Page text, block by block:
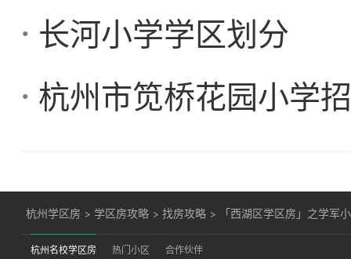
长河小学学区划分
杭州市笕桥花园小学
杭州学区房 > 学区房攻略 >找房攻略 > 「西湖区学区房」之学军
杭州名校学区房 热门小区 合作伙伴